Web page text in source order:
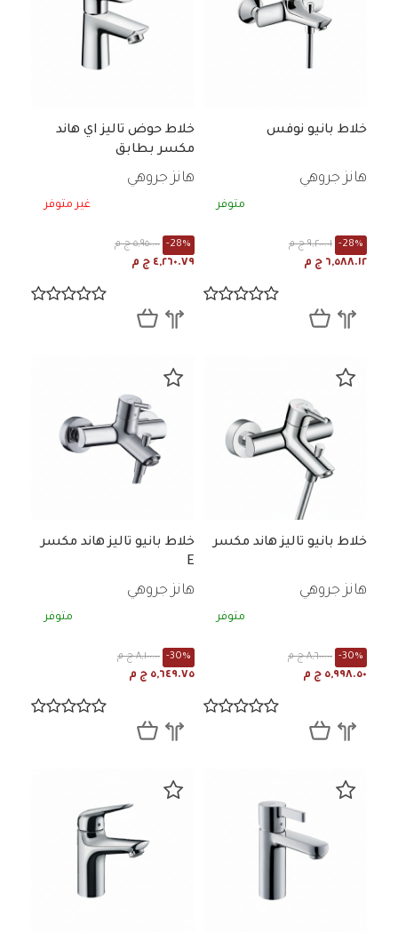
خلاط بانيو نوفس
هانز جروهي
متوفر
٩,٢٠٠.٠١ ج م -28%
٦,٥٨٨.١٢ ج م
خلاط حوض تاليز اي هاند
مكسر بطابق
هانز جروهي
غير متوفر
٥,٩٥٠.٠٠ ج م -28%
٤,٢٦٠.٧٩ ج م
خلاط بانيو تاليز هاند مكسر
هانز جروهي
متوفر
٨,٦٠٠.٠٠ ج م -30%
٥,٩٩٨.٥٠ ج م
خلاط بانيو تاليز هاند مكسر
E
هانز جروهي
متوفر
٨,١٠٠.٠٠ ج م -30%
٥,٦٤٩.٧٥ ج م